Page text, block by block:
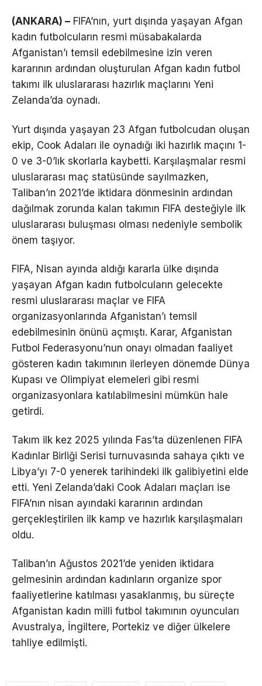
(ANKARA) – FIFA’nın, yurt dışında yaşayan Afgan
kadın futbolcuların resmi müsabakalarda
Afganistan’ı temsil edebilmesine izin veren
kararının ardından oluşturulan Afgan kadın futbol
takımı ilk uluslararası hazırlık maçlarını Yeni
Zelanda’da oynadı.
Yurt dışında yaşayan 23 Afgan futbolcudan oluşan
ekip, Cook Adaları ile oynadığı iki hazırlık maçını 1-
0 ve 3-0’lık skorlarla kaybetti. Karşılaşmalar resmi
uluslararası maç statüsünde sayılmazken,
Taliban’ın 2021’de iktidara dönmesinin ardından
dağılmak zorunda kalan takımın FIFA desteğiyle ilk
uluslararası buluşması olması nedeniyle sembolik
önem taşıyor.
FIFA, Nisan ayında aldığı kararla ülke dışında
yaşayan Afgan kadın futbolcuların gelecekte
resmi uluslararası maçlar ve FIFA
organizasyonlarında Afganistan’ı temsil
edebilmesinin önünü açmıştı. Karar, Afganistan
Futbol Federasyonu’nun onayı olmadan faaliyet
gösteren kadın takımının ilerleyen dönemde Dünya
Kupası ve Olimpiyat elemeleri gibi resmi
organizasyonlara katılabilmesini mümkün hale
getirdi.
Takım ilk kez 2025 yılında Fas’ta düzenlenen FIFA
Kadınlar Birliği Serisi turnuvasında sahaya çıktı ve
Libya’yı 7-0 yenerek tarihindeki ilk galibiyetini elde
etti. Yeni Zelanda’daki Cook Adaları maçları ise
FIFA’nın nisan ayındaki kararının ardından
gerçekleştirilen ilk kamp ve hazırlık karşılaşmaları
oldu.
Taliban’ın Ağustos 2021’de yeniden iktidara
gelmesinin ardından kadınların organize spor
faaliyetlerine katılması yasaklanmış, bu süreçte
Afganistan kadın milli futbol takımının oyuncuları
Avustralya, İngiltere, Portekiz ve diğer ülkelere
tahliye edilmişti.